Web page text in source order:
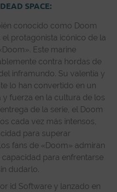
SPACE:
conocido como Doom
protagonista icónico de la
Este marine
contra hordas de
inframundo. Su valentía y
lo han convertido en un
fuerza en la cultura de los
de la serie, el Doom
cada vez más intensos,
para superar
fans de «Doom» admiran
para enfrentarse
dudarlo.
id Software y lanzado en